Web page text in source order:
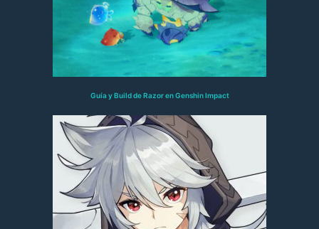
Guía y Build de Razor en Genshin Impact